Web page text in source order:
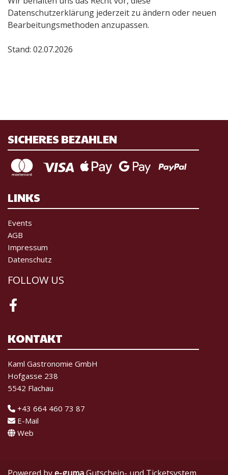
Datenschutzerklärung jederzeit zu ändern oder neuen
Bearbeitungsmethoden anzupassen.
Stand: 02.07.2026
SICHERES BEZAHLEN
LINKS
Events
AGB
Impressum
Datenschutz
FOLLOW US
Facebook
KONTAKT
Kaml Gastronomie GmbH
Hofgasse 238
5542 Flachau
+43 664 460 73 87
E-Mail
Web